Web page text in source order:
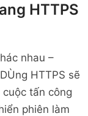
HTTPS
nhau –
HTTPS sẽ
tấn công
phiên làm